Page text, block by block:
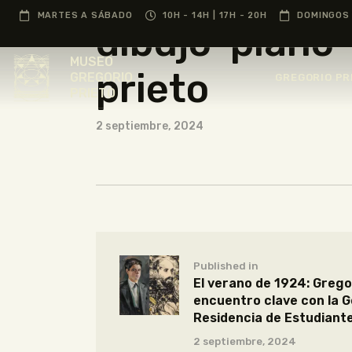
MARTES A SÁBADO 10H - 14H | 17H - 20H
MUSEO
PRIETO
dibujo-
prieto
2 septiembre, 2024
Published in
El verano de 1924:
encuentro clave con la
Residencia de
2 septiembre, 2024